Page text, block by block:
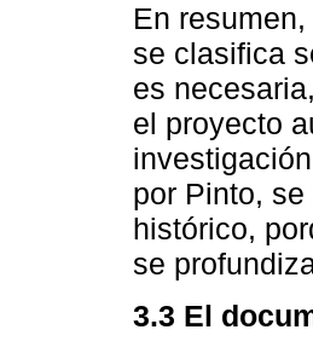
En
se clasifica
es
el proyecto
por Pinto,
histórico,
se
3.3 El